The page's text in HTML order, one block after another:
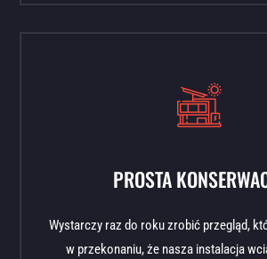
PROSTA
Wystarczy raz do roku zrobić przegląd,
w przekonaniu, że nasza instalacja